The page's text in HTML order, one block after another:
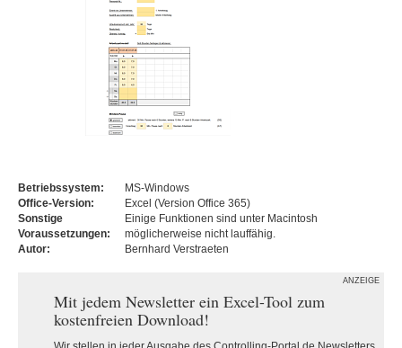
Betriebssystem:
MS-Windows
Office-Version:
Excel (Version Office 365)
Sonstige
Voraussetzungen:
Einige Funktionen sind unter Macintosh
möglicherweise nicht lauffähig.
Autor:
Bernhard Verstraeten
ANZEIGE
Mit jedem Newsletter ein Excel-Tool zum
kostenfreien Download!